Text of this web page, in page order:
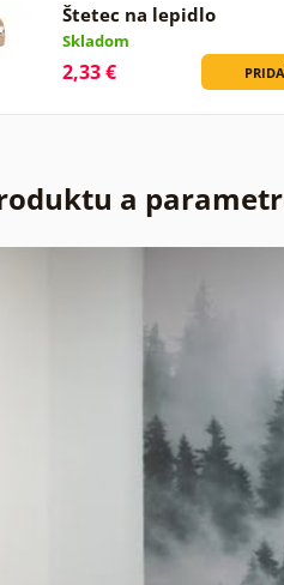
Štetec na lepidlo
Skladom
2,33 €
a